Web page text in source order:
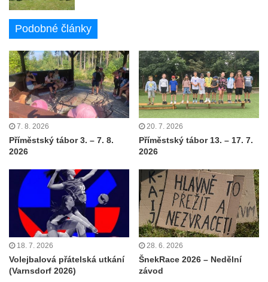
Podobné články
7. 8. 2026
Příměstský tábor 3. – 7. 8.
2026
20. 7. 2026
Příměstský tábor 13. – 17. 7.
2026
18. 7. 2026
Volejbalová přátelská utkání
(Varnsdorf 2026)
28. 6. 2026
ŠnekRace 2026 – Nedělní
závod